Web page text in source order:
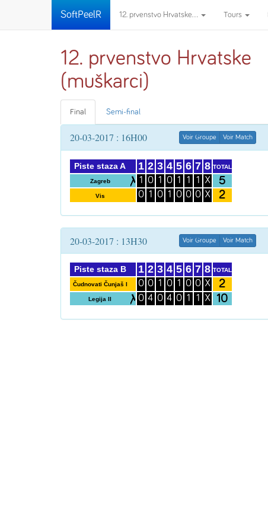
SoftPeelR 12. prvenstvo Hrvatske... Tours
12. prvenstvo Hrvatske
(muškarci)
Final Semi-final
20-03-2017 : 16H00 Voir Groupe Voir Match
Piste staza A
Zagreb
Vis
1
1
0
2
0
1
3
1
0
4
0
1
5
1
0
6
1
0
7
1
0
8
X
X
TOTAL
5
2
20-03-2017 : 13H30 Voir Groupe Voir Match
Piste staza B
Čudnovati Čunjaš I
Legija II
1
0
0
2
0
4
3
1
0
4
0
4
5
1
0
6
0
1
7
0
1
8
X
X
TOTAL
2
10